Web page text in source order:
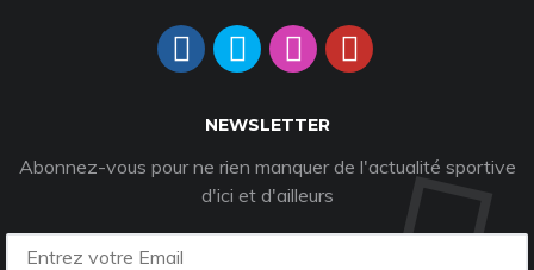
NEWSLETTER
Abonnez-vous pour ne rien manquer de l'actualité sportive
d'ici et d'ailleurs